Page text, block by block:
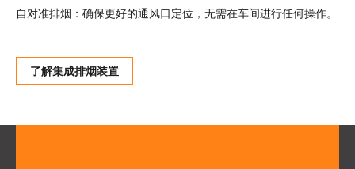
自对准排烟：确保更好的通风口定位，无需在车间进行任何操作。
了解集成排烟装置